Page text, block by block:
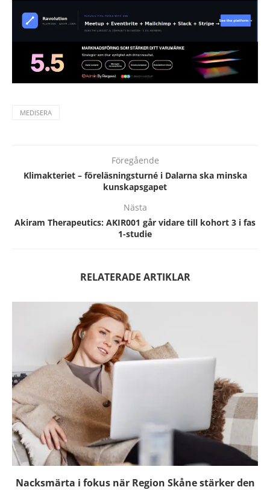
MEDISERA
Föregående
Klimakteriet – föreläsningsturné i Dalarna ska minska
kunskapsgapet
Nästa
Akiram Therapeutics: AKIR001 går vidare till kohort 3 i fas
1-studie
RELATERADE ARTIKLAR
Nacksmärta i fokus när Region Skåne stärker den